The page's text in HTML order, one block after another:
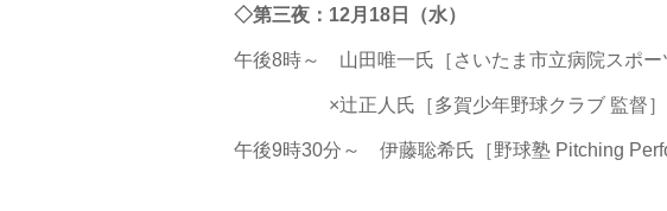
◇第三夜：12月18日（水）
午後8時～ 山田唯一氏［さいたま市立病院スポー
×辻正人氏［多賀少年野球クラブ 監督］
午後9時30分～ 伊藤聡希氏［野球塾 Pitching